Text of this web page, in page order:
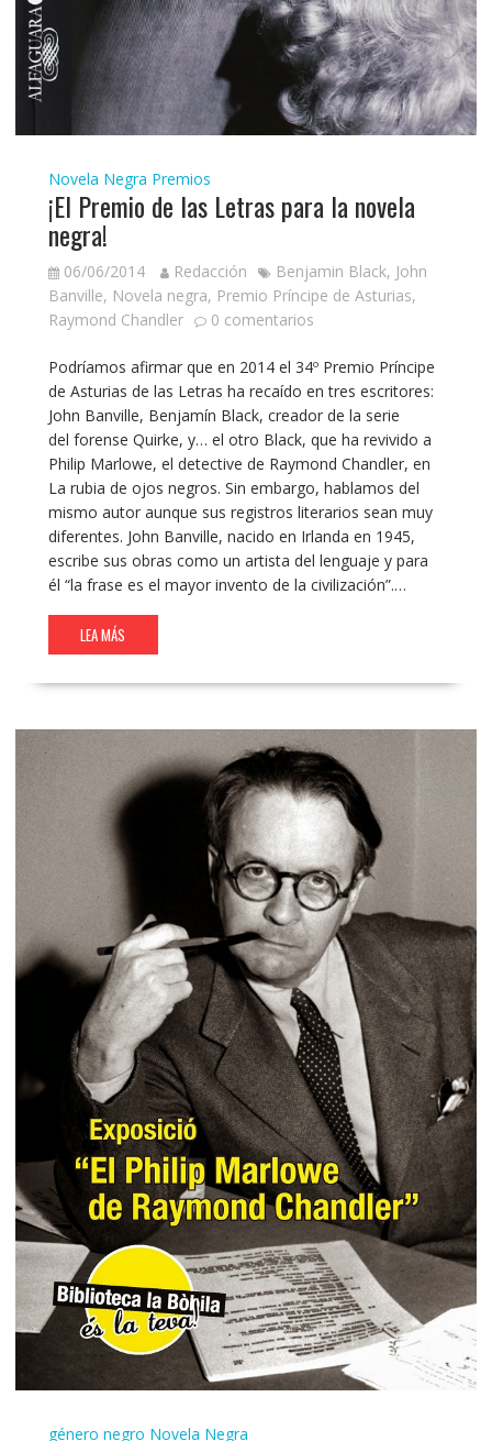
Novela Negra Premios
¡El Premio de las Letras para la novela
negra!
06/06/2014 Redacción Benjamin Black, John
Banville, Novela negra, Premio Príncipe de Asturias,
Raymond Chandler
0 comentarios
Podríamos afirmar que en 2014 el 34º Premio Príncipe
de Asturias de las Letras ha recaído en tres escritores:
John Banville, Benjamín Black, creador de la serie
del forense Quirke, y… el otro Black, que ha revivido a
Philip Marlowe, el detective de Raymond Chandler, en
La rubia de ojos negros. Sin embargo, hablamos del
mismo autor aunque sus registros literarios sean muy
diferentes. John Banville, nacido en Irlanda en 1945,
escribe sus obras como un artista del lenguaje y para
él “la frase es el mayor invento de la civilización”.…
LEA MÁS
género negro Novela Negra